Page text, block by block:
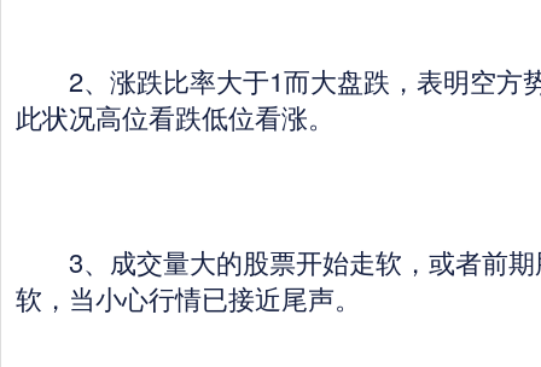
2、涨跌比率大于1而大盘跌，表明空方
此状况高位看跌低位看涨。
3、成交量大的股票开始走软，或者前期
软，当小心行情已接近尾声。